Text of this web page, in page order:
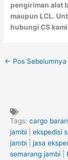
pengiriman alat
maupun LCL.
hubungi CS
← Pos Sebelumnya
Tags: cargo
jambi
ekspedisi
jambi
jasa
semarang jambi